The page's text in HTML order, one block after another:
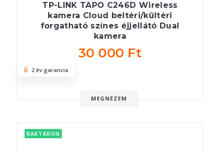
TP-LINK TAPO C246D Wireless
kamera Cloud beltéri/kültéri
forgatható színes éjjellátó Dual
kamera
30 000 Ft
MEGNÉZEM
2 év garancia
RAKTÁRON